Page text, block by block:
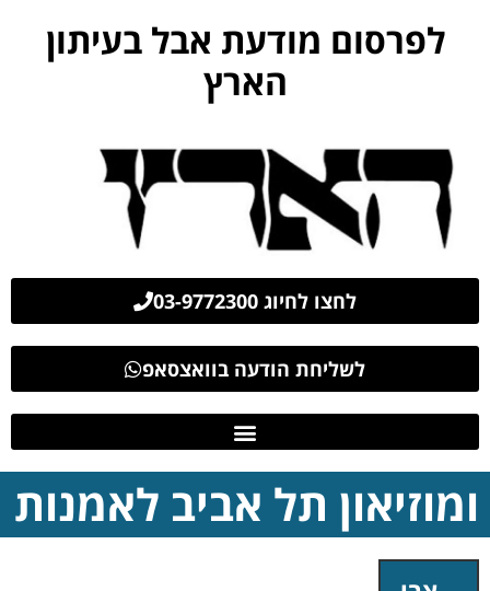
לפרסום מודעת אבל בעיתון
הארץ
לחצו לחיוג 03-9772300
לשליחת הודעה בוואצסאפ
ומוזיאון תל אביב לאמנות